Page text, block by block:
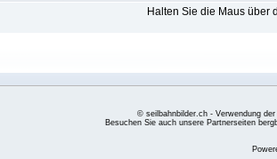
Halten Sie die Maus über
© seilbahnbilder.ch - Verwendung
Besuchen Sie auch unsere Partnerseiten